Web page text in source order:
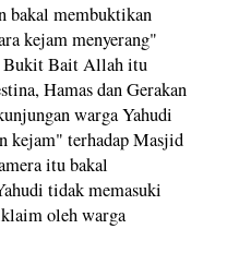
bakal membuktikan
kejam menyerang"
Bukit Bait Allah itu
Hamas dan Gerakan
warga Yahudi
kejam" terhadap Masjid
itu bakal
tidak memasuki
oleh warga